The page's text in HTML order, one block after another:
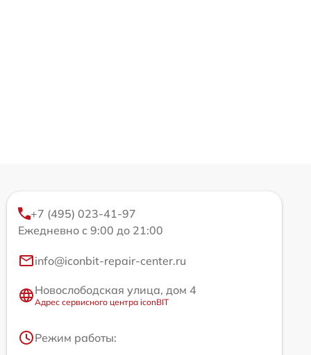
+7 (495) 023-41-97
Ежедневно с 9:00 до 21:00
info@iconbit-repair-center.ru
Новослободская улица, дом 4
Адрес сервисного центра iconBIT
Режим работы: